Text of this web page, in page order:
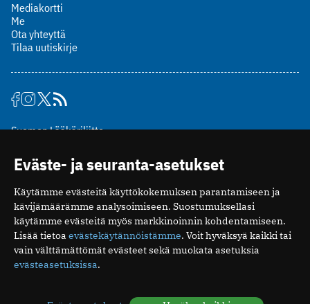
Mediakortti
Me
Ota yhteyttä
Tilaa uutiskirje
Suomen Lääkäriliitto
00510 Helsinki
puh. (09) 393 091
toimitus@potilaanlaakarilehti.fi
ISSN 2323-9476
Eväste- ja seuranta-asetukset
Käytämme evästeitä käyttökokemuksen parantamiseen ja
kävijämäärämme analysoimiseen. Suostumuksellasi
käytämme evästeitä myös markkinoinnin kohdentamiseen.
Lisää tietoa evästekäytännöistämme. Voit hyväksyä kaikki tai
vain välttämättömät evästeet sekä muokata asetuksia
evästeasetuksissa.